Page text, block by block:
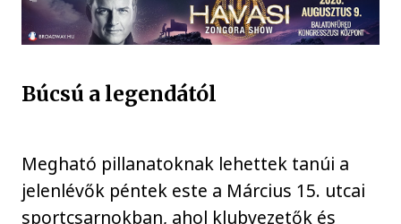
Búcsú a legendától
Megható pillanatoknak lehettek tanúi a
jelenlévők péntek este a Március 15. utcai
sportcsarnokban, ahol klubvezetők és